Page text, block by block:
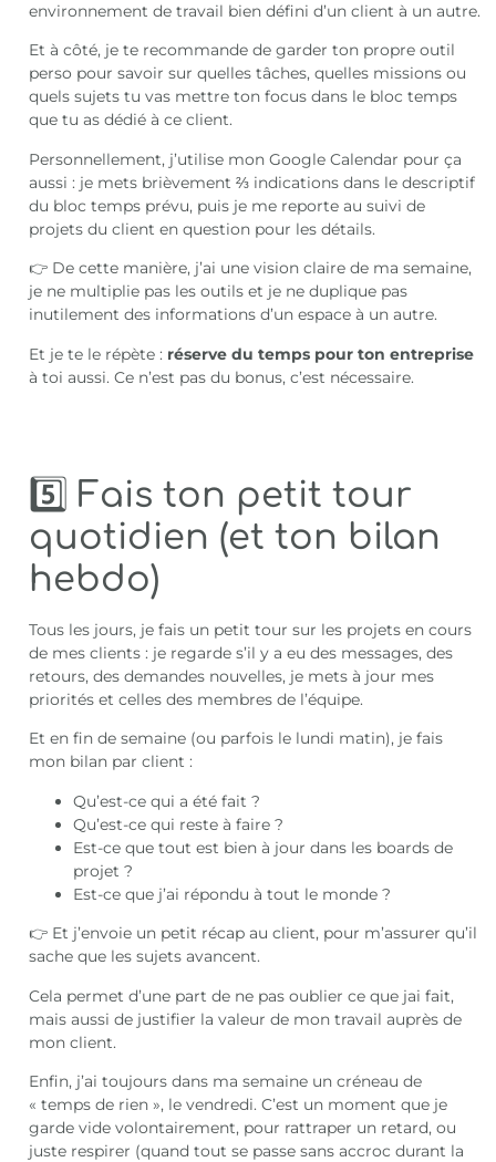
environnement de travail bien défini d’un client à un autre.
Et à côté, je te recommande de garder ton propre outil
perso pour savoir sur quelles tâches, quelles missions ou
quels sujets tu vas mettre ton focus dans le bloc temps
que tu as dédié à ce client.
Personnellement, j’utilise mon Google Calendar pour ça
aussi : je mets brièvement ⅔ indications dans le descriptif
du bloc temps prévu, puis je me reporte au suivi de
projets du client en question pour les détails.
👉 De cette manière, j’ai une vision claire de ma semaine,
je ne multiplie pas les outils et je ne duplique pas
inutilement des informations d’un espace à un autre.
Et je te le répète : réserve du temps pour ton entreprise
à toi aussi. Ce n’est pas du bonus, c’est nécessaire.
5️⃣ Fais ton petit tour
quotidien (et ton bilan
hebdo)
Tous les jours, je fais un petit tour sur les projets en cours
de mes clients : je regarde s’il y a eu des messages, des
retours, des demandes nouvelles, je mets à jour mes
priorités et celles des membres de l’équipe.
Et en fin de semaine (ou parfois le lundi matin), je fais
mon bilan par client :
Qu’est-ce qui a été fait ?
Qu’est-ce qui reste à faire ?
Est-ce que tout est bien à jour dans les boards de
projet ?
Est-ce que j’ai répondu à tout le monde ?
👉 Et j’envoie un petit récap au client, pour m’assurer qu’il
sache que les sujets avancent.
Cela permet d’une part de ne pas oublier ce que jai fait,
mais aussi de justifier la valeur de mon travail auprès de
mon client.
Enfin, j’ai toujours dans ma semaine un créneau de
« temps de rien », le vendredi. C’est un moment que je
garde vide volontairement, pour rattraper un retard, ou
juste respirer (quand tout se passe sans accroc durant la